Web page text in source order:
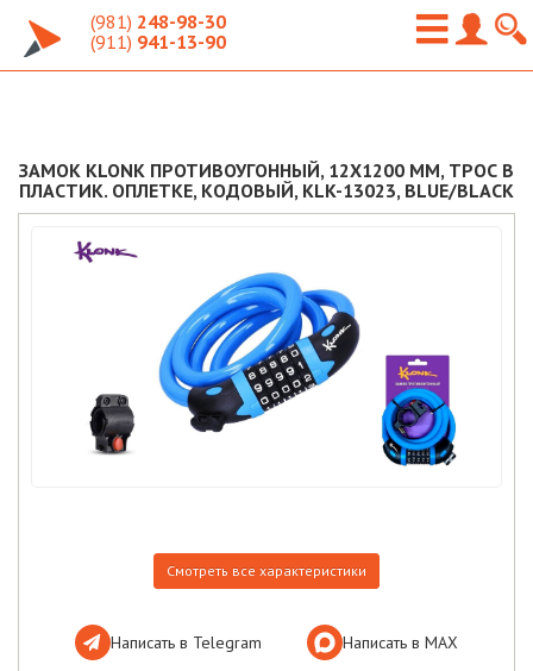
(981) 248-98-30
(911) 941-13-90
ЗАМОК KLONK ПРОТИВОУГОННЫЙ, 12X1200 ММ, ТРОС В
ПЛАСТИК. ОПЛЕТКЕ, КОДОВЫЙ, KLK-13023, BLUE/BLACK
Смотреть все характеристики
Написать в Telegram Написать в МАХ